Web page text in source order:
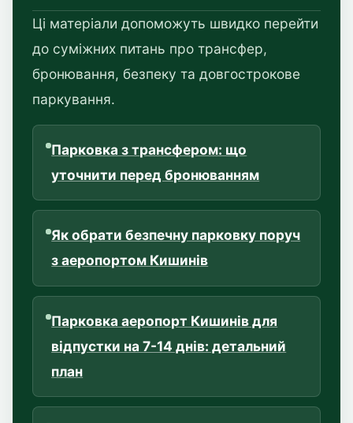
Ці матеріали допоможуть швидко перейти
до суміжних питань про трансфер,
бронювання, безпеку та довгострокове
паркування.
Парковка з трансфером: що
уточнити перед бронюванням
Як обрати безпечну парковку поруч
з аеропортом Кишинів
Парковка аеропорт Кишинів для
відпустки на 7-14 днів: детальний
план